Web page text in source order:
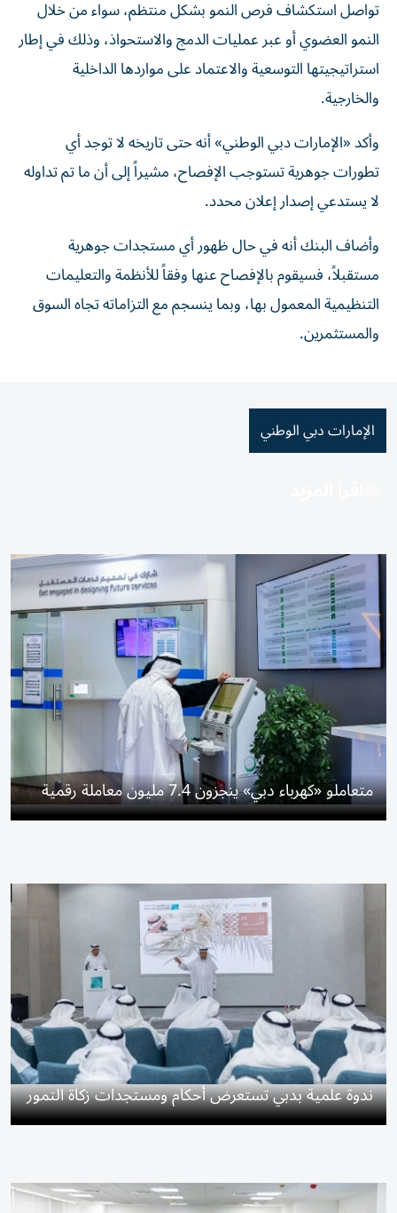
تواصل استكشاف فرص النمو بشكل منتظم، سواء من خلال
النمو العضوي أو عبر عمليات الدمج والاستحواذ، وذلك في إطار
استراتيجيتها التوسعية والاعتماد على مواردها الداخلية
والخارجية.
وأكد «الإمارات دبي الوطني» أنه حتى تاريخه لا توجد أي
تطورات جوهرية تستوجب الإفصاح، مشيراً إلى أن ما تم تداوله
لا يستدعي إصدار إعلان محدد.
وأضاف البنك أنه في حال ظهور أي مستجدات جوهرية
مستقبلاً، فسيقوم بالإفصاح عنها وفقاً للأنظمة والتعليمات
التنظيمية المعمول بها، وبما ينسجم مع التزاماته تجاه السوق
والمستثمرين.
الإمارات دبي الوطني
متعاملو «كهرباء دبي» ينجزون 7.4 مليون معاملة رقمية
ندوة علمية بدبي تستعرض أحكام ومستجدات زكاة التمور